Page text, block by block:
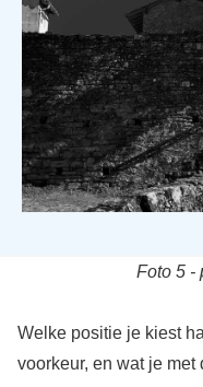
Foto 5 -
Welke positie je kiest
voorkeur, en wat je